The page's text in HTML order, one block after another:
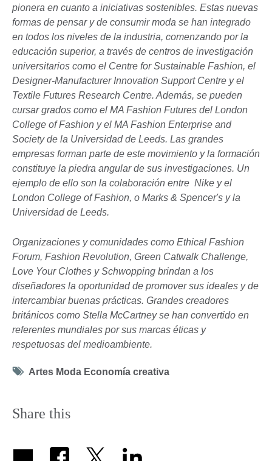
pionera en cuanto a iniciativas sostenibles. Estas nuevas
formas de pensar y de consumir moda se han integrado
en todos los niveles de la industria, comenzando por la
educación superior, a través de centros de investigación
universitarios como el Centre for Sustainable Fashion, el
Designer-Manufacturer Innovation Support Centre y el
Textile Futures Research Centre. Además, se pueden
cursar grados como el MA Fashion Futures del London
College of Fashion y el MA Fashion Enterprise and
Society de la Universidad de Leeds. Las grandes
empresas forman parte de este movimiento y la formación
constituye la piedra angular de sus investigaciones. Un
ejemplo de ello son la colaboración entre Nike y el
London College of Fashion, o Marks & Spencer's y la
Universidad de Leeds.
Organizaciones y comunidades como Ethical Fashion
Forum, Fashion Revolution, Green Catwalk Challenge,
Love Your Clothes y Schwopping brindan a los
diseñadores la oportunidad de promover sus ideales y de
intercambiar buenas prácticas. Grandes creadores
británicos como Stella McCartney se han convertido en
referentes mundiales por sus marcas éticas y
respetuosas del medioambiente.
Tag
Artes Moda Economía creativa
Share this